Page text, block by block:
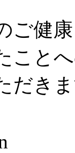
ご健
こと
だき